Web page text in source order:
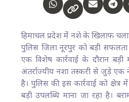
हिमाचल प्रदेश में नशे के खिलाफ
पुलिस जिला नूरपुर को बड़ी
एक विशेष कार्रवाई के दौरान बड़ी
अंतर्राज्यीय नशा तस्करी से जुड़े एक
है। पुलिस की इस कार्रवाई को क्षेत्र
बड़ी उपलब्धि माना जा रहा है।